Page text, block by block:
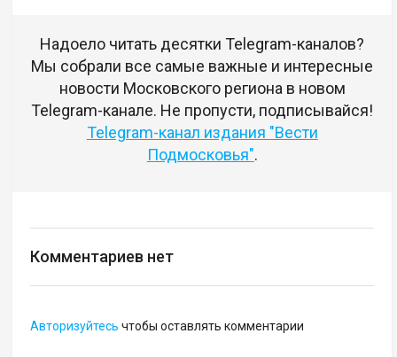
Надоело читать десятки Telegram-каналов?
Мы собрали все самые важные и интересные
новости Московского региона в новом
Telegram-канале. Не пропусти, подписывайся!
Telegram-канал издания "Вести
Подмосковья".
Комментариев нет
Авторизуйтесь чтобы оставлять комментарии